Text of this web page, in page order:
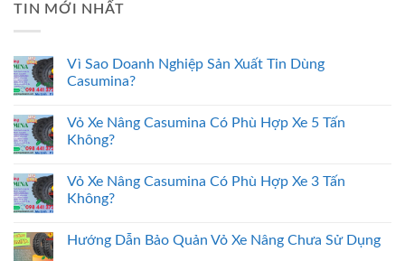
TIN MỚI NHẤT
Vì Sao Doanh Nghiệp Sản Xuất Tin Dùng
Casumina?
Vỏ Xe Nâng Casumina Có Phù Hợp Xe 5 Tấn
Không?
Vỏ Xe Nâng Casumina Có Phù Hợp Xe 3 Tấn
Không?
Hướng Dẫn Bảo Quản Vỏ Xe Nâng Chưa Sử Dụng